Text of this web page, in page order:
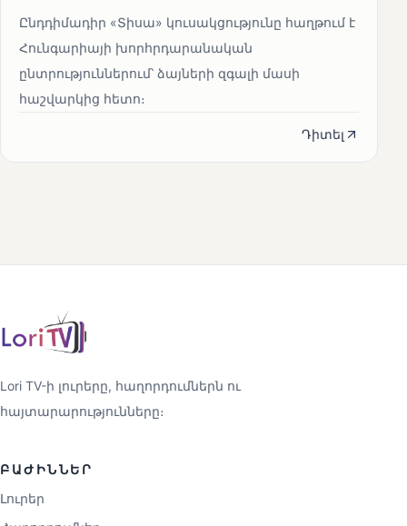
Ընդդիմադիր «Տիսա» կուսակցությունը հաղթում է
Հունգարիայի խորհրդարանական
ընտրություններում՝ ձայների զգալի մասի
հաշվարկից հետո։
Դիտել
Lori TV-ի լուրերը, հաղորդումներն ու
հայտարարությունները։
ԲԱԺԻՆՆԵՐ
Լուրեր